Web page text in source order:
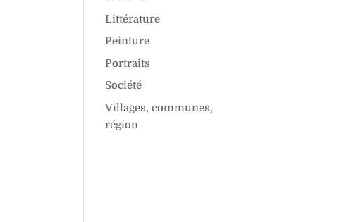
Littérature
Peinture
Portraits
Société
Villages, communes,
région